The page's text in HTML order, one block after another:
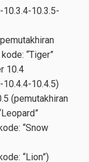
10.3.4-10.3.5-
“Tiger”
10.4
10.4.4-10.4.5)
(pemutakhiran
“Snow
“Lion”)